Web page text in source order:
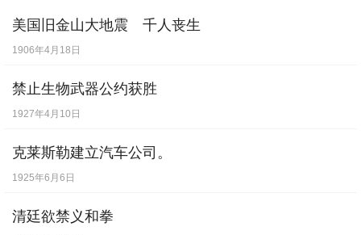
美国旧金山大地震 千人丧生
1906年4月18日
禁止生物武器公约获胜
1927年4月10日
克莱斯勒建立汽车公司。
1925年6月6日
清廷欲禁义和拳